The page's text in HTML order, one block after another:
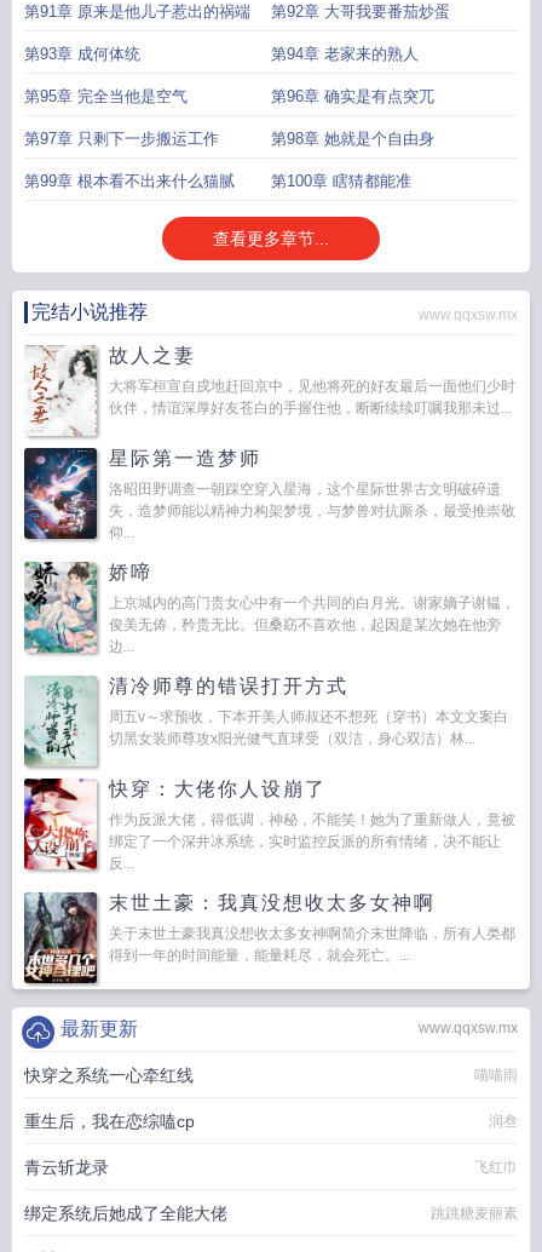
第91章 原来是他儿子惹出的祸端 第92章 大哥我要番茄炒蛋
第93章 成何体统 第94章 老家来的熟人
第95章 完全当他是空气 第96章 确实是有点突兀
第97章 只剩下一步搬运工作 第98章 她就是个自由身
第99章 根本看不出来什么猫腻 第100章 瞎猜都能准
查看更多章节...
完结小说推荐 www.qqxsw.mx
故人之妻
大将军桓宣自戍地赶回京中，见他将死的好友最后一面他们少时
伙伴，情谊深厚好友苍白的手握住他，断断续续叮嘱我那未过...
星际第一造梦师
洛昭田野调查一朝踩空穿入星海，这个星际世界古文明破碎遗
失，造梦师能以精神力构架梦境，与梦兽对抗厮杀，最受推崇敬
仰...
娇啼
上京城内的高门贵女心中有一个共同的白月光。谢家嫡子谢韫，
俊美无俦，矜贵无比。但桑窈不喜欢他，起因是某次她在他旁
边...
清冷师尊的错误打开方式
周五v～求预收，下本开美人师叔还不想死（穿书）本文文案白
切黑女装师尊攻x阳光健气直球受（双洁，身心双洁）林...
快穿：大佬你人设崩了
作为反派大佬，得低调，神秘，不能笑！她为了重新做人，竟被
绑定了一个深井冰系统，实时监控反派的所有情绪，决不能让
反...
末世土豪：我真没想收太多女神啊
关于末世土豪我真没想收太多女神啊简介末世降临，所有人类都
得到一年的时间能量，能量耗尽，就会死亡。...
www.qqxsw.mx
最新更新
快穿之系统一心牵红线 喵喵雨
重生后，我在恋综嗑cp 润叁
青云斩龙录 飞红巾
绑定系统后她成了全能大佬 跳跳糖麦丽素